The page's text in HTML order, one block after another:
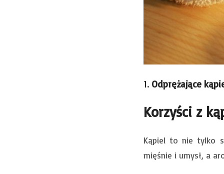
1. Odprężające
Korzyści z
Kąpiel to nie tylko
mięśnie i umysł, a